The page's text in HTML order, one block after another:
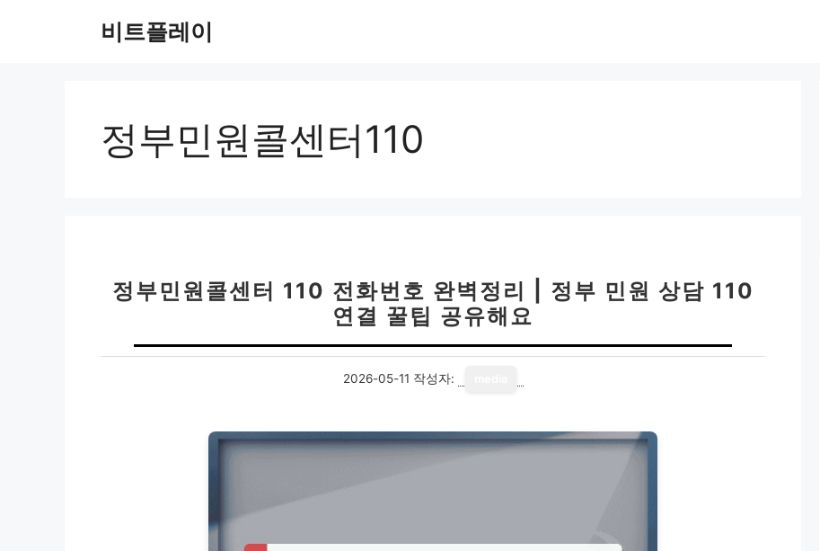
비트플레이
정부민원콜센터110
정부민원콜센터 110 전화번호 완벽정리 | 정부 민원 상담 110
연결 꿀팁 공유해요
2026-05-11 작성자: